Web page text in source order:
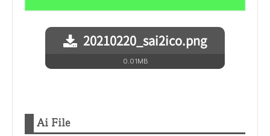
20210220_sai2ico.png
0.01MB
Ai File